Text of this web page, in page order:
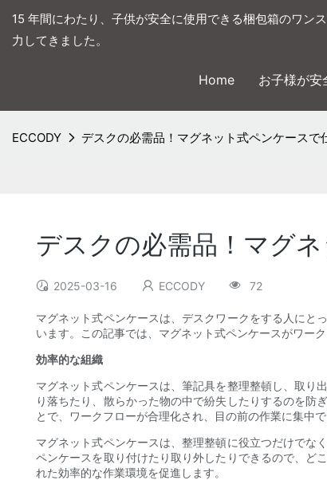
15 年間にわたり、子供が安全に使用できる梱包箱のワン
力してきました。
Home お子様が安
ECCODY デスクの必需品！マグネット式ペンケースで
デスクの必需品！マグ
2025-03-16 ECCODY 72
マグネット式ペンケースは、デスクワークをする人にと
います。この記事では、マグネット式ペンケースがワー
効率的な組織
マグネット式ペンケースは、筆記具を整理整頓し、取り
り落ちたり、散らかった物の中で紛失したりするのを防
とで、ワークフローが合理化され、目の前の作業に集中で
マグネット式ペンケースは、整理整頓に役立つだけでな
ペンケースを取り付けたり取り外したりできるので、ど
れた効率的な作業環境を促進します。